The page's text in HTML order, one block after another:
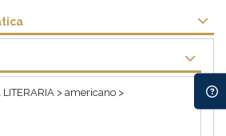
LITERARIA > americano >